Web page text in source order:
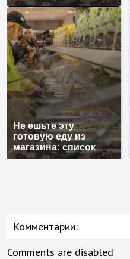
Не ешьте эту
готовую еду из
магазина: список
Комментарии:
Comments are disabled